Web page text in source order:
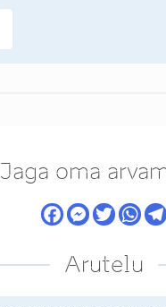
Jaga oma
Arutelu